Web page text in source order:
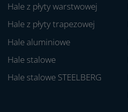
Hale z płyty warstwowej
Hale z płyty trapezowej
Hale aluminiowe
Hale stalowe
Hale stalowe STEELBERG